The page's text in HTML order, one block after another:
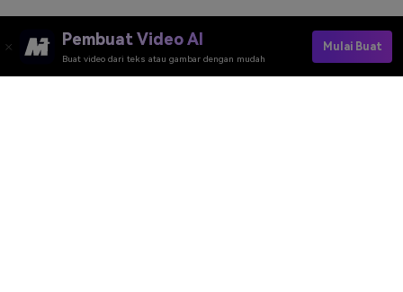
Pembuat Video AI
Buat video dari teks atau gambar dengan mudah
Mulai Buat